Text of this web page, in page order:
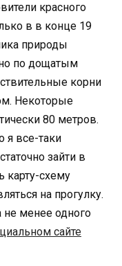
красного
в в конце 19
природы
по дощатым
корни
Некоторые
80 метров.
я все-таки
зайти в
карту-схему
на прогулку.
не менее одного
сайте